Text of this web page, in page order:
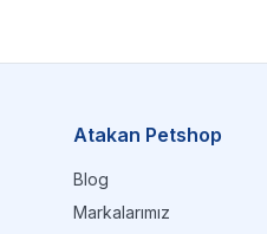
Atakan Petshop
Blog
Markalarımız